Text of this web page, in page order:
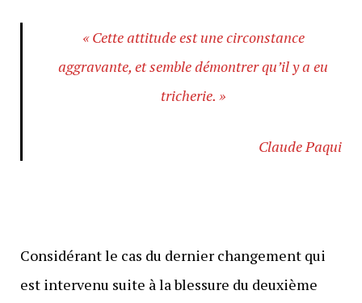
« Cette attitude est une circonstance
aggravante, et semble démontrer qu’il y a eu
tricherie. »
Claude Paqui
Considérant le cas du dernier changement qui
est intervenu suite à la blessure du deuxième